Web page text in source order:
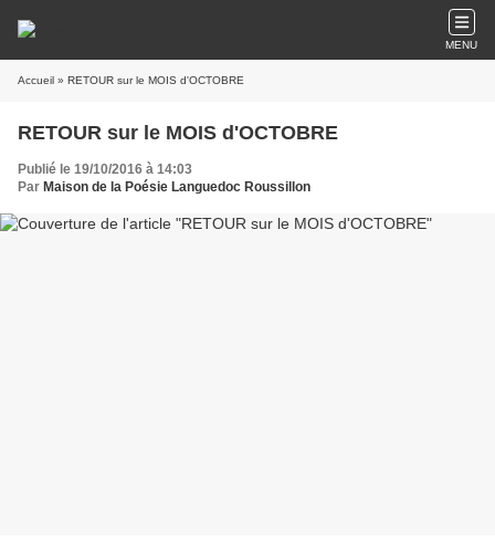
MENU
Accueil » RETOUR sur le MOIS d'OCTOBRE
RETOUR sur le MOIS d'OCTOBRE
Publié le 19/10/2016 à 14:03
Par Maison de la Poésie Languedoc Roussillon